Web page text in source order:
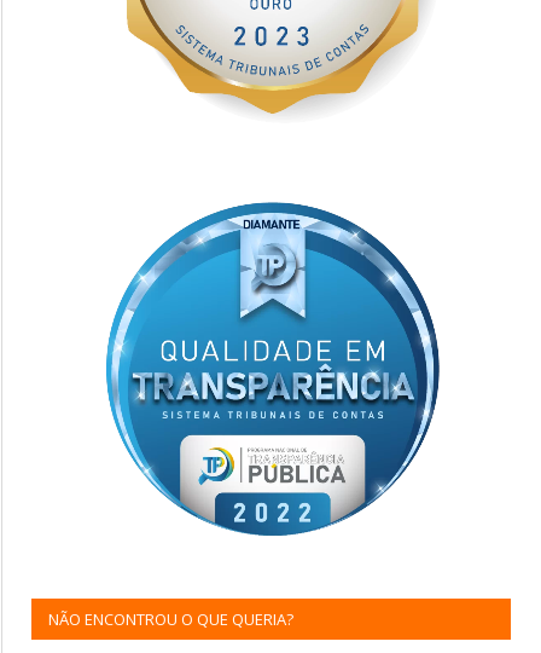
NÃO ENCONTROU O QUE QUERIA?